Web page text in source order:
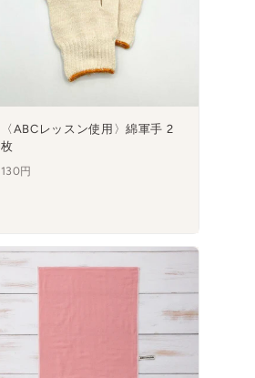
〈ABCレッスン使用〉綿軍手 2
枚
130円